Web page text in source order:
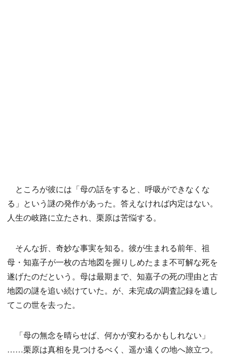
ところが彼には「母の話をすると、呼吸ができなくな
る」という謎の発作があった。答えなければ内定はない。
人生の岐路に立たされ、栗原は苦悩する。
そんな折、奇妙な事実を知る。彼が生まれる前年、祖
母・知嘉子が一枚の古地図を握りしめたまま不可解な死を
遂げたのだという。母は最期まで、知嘉子の死の理由と古
地図の謎を追い続けていた。が、未完成の調査記録を遺し
てこの世を去った。
「母の無念を晴らせば、何かが変わるかもしれない」
……栗原は真相を見つけるべく、遥か遠くの地へ旅立つ。